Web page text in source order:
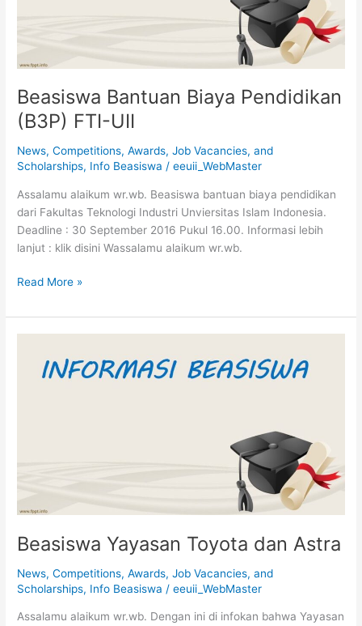
Beasiswa Bantuan Biaya Pendidikan
(B3P) FTI-UII
News,Competitions, Awards, Job Vacancies, and
Scholarships, Info Beasiswa /eeuii_WebMaster
Assalamu alaikum wr.wb. Beasiswa bantuan biaya pendidikan
dari Fakultas Teknologi Industri Unviersitas Islam Indonesia.
Deadline : 30 September 2016 Pukul 16.00. Informasi lebih
lanjut : klik disini Wassalamu alaikum wr.wb.
Read More »
Beasiswa Yayasan Toyota dan Astra
News,Competitions, Awards, Job Vacancies, and
Scholarships, Info Beasiswa /eeuii_WebMaster
Assalamu alaikum wr.wb. Dengan ini di infokan bahwa Yayasan
Yayasan
Toyota